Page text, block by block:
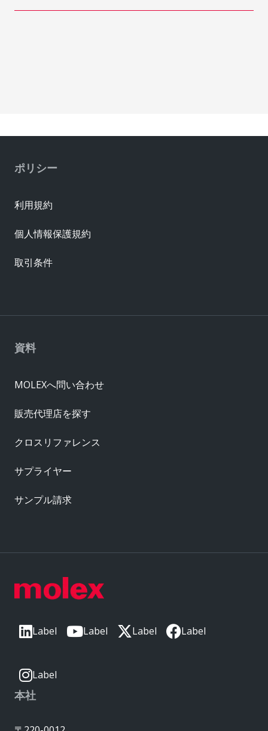
Label Label Label Label
Label
本社
資料
MOLEXへ問い合わせ
販売代理店を探す
クロスリファレンス
サプライヤー
サンプル請求
ポリシー
利用規約
個人情報保護規約
取引条件